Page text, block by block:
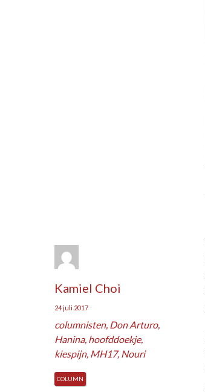
Kamiel Choi
24 juli 2017
columnisten, Don Arturo,
Hanina, hoofddoekje,
kiespijn, MH17, Nouri
COLUMN